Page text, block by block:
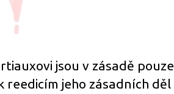
jsou v zásadě pouze
reedicím jeho zásadních děl